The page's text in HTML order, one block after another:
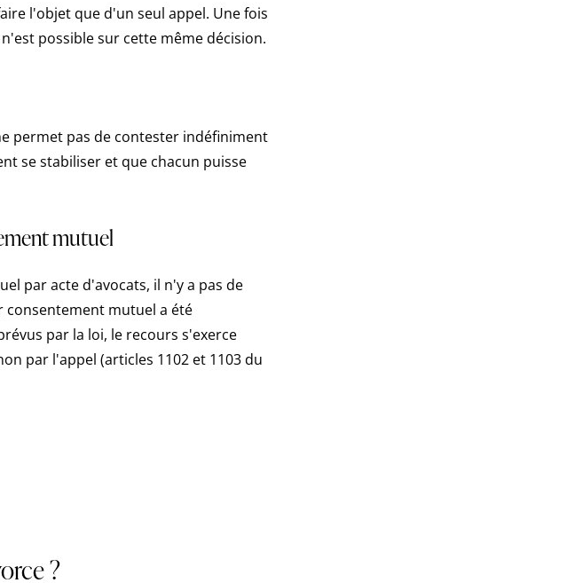
l'objet que d'un seul appel. Une fois
possible sur cette même décision.
permet pas de contester indéfiniment
se stabiliser et que chacun puisse
mutuel
par acte d'avocats, il n'y a pas de
consentement mutuel a été
par la loi, le recours s'exerce
par l'appel (articles 1102 et 1103 du
?